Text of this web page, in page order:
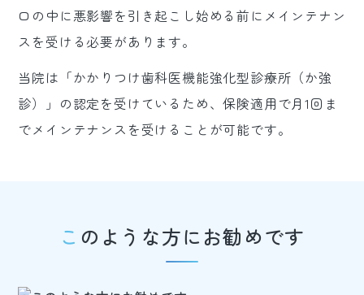
口の中に悪影響を引き起こし始める前にメインテナン
スを受ける必要があります。
当院は「かかりつけ歯科医機能強化型診療所（か強
診）」の認定を受けているため、保険適用で月1回ま
でメインテナンスを受けることが可能です。
このような方にお勧めです